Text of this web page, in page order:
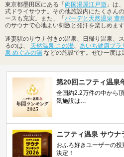
東京都墨田区にある「 両国湯屋江戸遊 」は
式ドライサウナ。その他施設内にたくさん
ースも充実。また、「 バーデと天然温泉 豊
のサウナで心地よい刺激と発汗を楽しめます
逢妻駅のサウナ付きの温泉、日帰り温泉、
るのは、 天然温泉 この湯、 あいち健康プラ
泉 めぐみの湯 などの施設です。ぜひ一度は
第20回ニフティ温泉
全国約2.2万件の中から
気施設は…
ニフティ温泉 サウナ
おふろ好きユーザーの
決定！